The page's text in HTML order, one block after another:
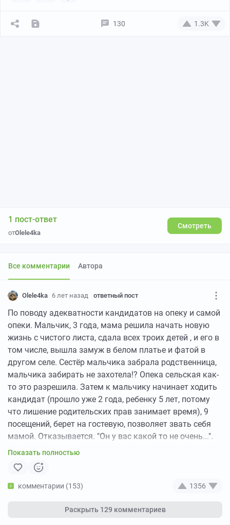
130 1.3K
1 пост-ответ
отOlele4ka
Смотреть
Все комментарии Автора
Olele4ka 6 лет назад ответный пост
По поводу адекватности кандидатов на опеку и самой
опеки. Мальчик, 3 года, мама решила начать новую
жизнь с чистого листа, сдала всех троих детей , и его в
том числе, вышла замуж в белом платье и фатой в
другом селе. Сестёр мальчика забрала родственница,
мальчика забирать не захотела!? Опека сельская как-
то это разрешила. Затем к мальчику начинает ходить
кандидат (прошло уже 2 года, ребенку 5 лет, потому
что лишение родительских прав занимает время), 9
посещений, берет на гостевую, позволяет звать себя
мамой. Отказывается. "Он у вас какой то не очень...".
Приходит второй кандидат. Ходит, берет на гостевую.
Затем, из опрсов оказывается, что ребенка клали в
общую кровать, кормили только макаронами (хотя
забирали все продукты с собой, по закону), из общения
стороны. Приходит третий кандидат, с целью
Показать полностью
комментарии (153) 1356
Раскрыть 129 комментариев